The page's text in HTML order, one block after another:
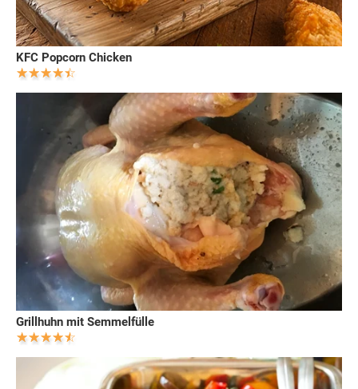
KFC Popcorn Chicken
Grillhuhn mit Semmelfülle